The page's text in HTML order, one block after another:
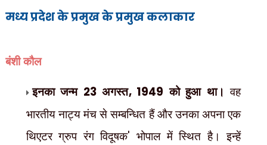
मध्य प्रदेश के प्रमुख के प्रमुख कलाकार
बंशी कौल
इनका जन्म 23अगस्त, 1949 को हुआ था।वह
भारतीय नाट्य मंच से सम्बन्धित हैं और उनका अपना एक
थिएटर ग्रुप रंग विदूषक' भोपाल में स्थित है। इन्हें